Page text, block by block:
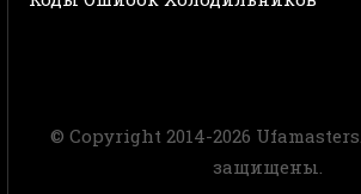
© Copyright 2014-2026
защищены.